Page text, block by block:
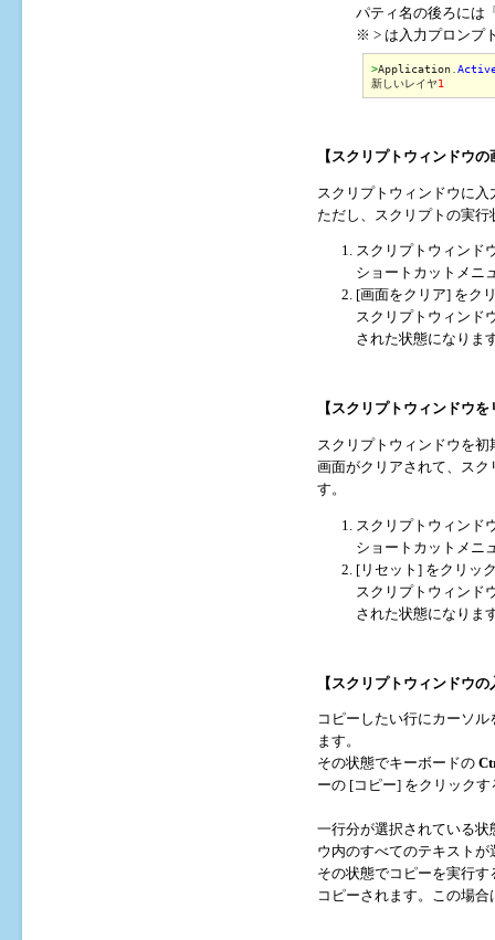
パティ名の後ろには
※ > は入力プロンプ
>Application.
新しいレイヤ1
【スクリプトウィンドウ
スクリプトウィンドウに
ただし、スクリプトの実
スクリプトウィンド
ショートカットメニ
[画面をクリア] をク
スクリプトウィンド
された状態になりま
【スクリプトウィンドウ
スクリプトウィンドウを
画面がクリアされて、ス
す。
スクリプトウィンド
ショートカットメニ
[リセット] をクリッ
スクリプトウィンド
された状態になりま
【スクリプトウィンドウ
コピーしたい行にカーソ
ます。
その状態でキーボードの
ーの [コピー] をクリック
一行分が選択されている
ウ内のすべてのテキストが
その状態でコピーを実行
コピーされます。この場